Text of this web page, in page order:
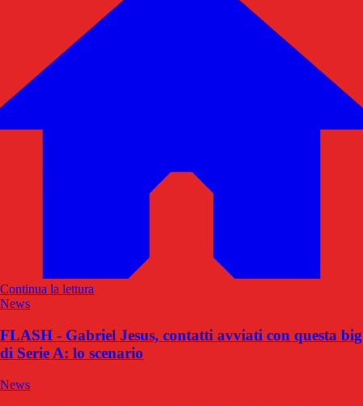
Continua la lettura
News
FLASH - Gabriel Jesus, contatti avviati con questa big
di Serie A: lo scenario
News